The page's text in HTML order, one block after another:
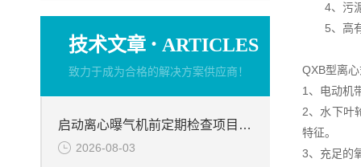
技术文章 · ARTICLES
致力于成为合格的解决方案供应商！
启动离心曝气机前定期检查项目分析
2026-08-03
4、污泥
5、高有
QXB型离
1、电动机
2、水下叶
特征。
3、充足的